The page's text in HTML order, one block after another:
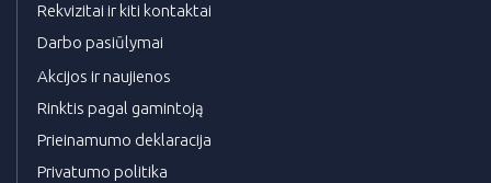
Rekvizitai ir kiti kontaktai
Darbo pasiūlymai
Akcijos ir naujienos
Rinktis pagal gamintoją
Prieinamumo deklaracija
Privatumo politika